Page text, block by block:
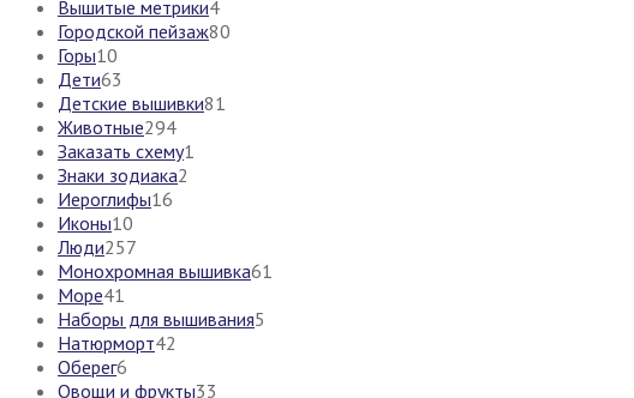
Вышитые метрики4
Городской пейзаж80
Горы10
Дети63
Детские вышивки81
Животные294
Заказать схему1
Знаки зодиака2
Иероглифы16
Иконы10
Люди257
Монохромная вышивка61
Море41
Наборы для вышивания5
Натюрморт42
Оберег6
Овощи и фрукты33